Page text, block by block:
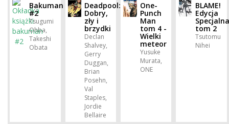
Bakuman
#2
Tsugumi
Ohba,
Takeshi
Obata
Deadpool:
Dobry,
zły i
brzydki
Declan
Shalvey,
Gerry
Duggan,
Brian
Posehn,
Val
Staples,
Jordie
Bellaire
One-
Punch
Man
tom 4 -
Wielki
meteor
Yusuke
Murata,
ONE
BLAME!
Edycja
Specjalna
tom 2
Tsutomu
Nihei